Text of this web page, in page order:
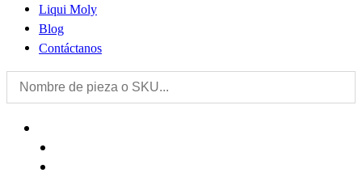
Liqui Moly
Blog
Contáctanos